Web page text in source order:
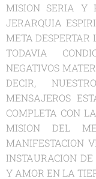
MISION SERIA Y
JERARQUIA
META
TODAVIA
NEGATIVOS
DECIR,
MENSAJEROS
COMPLETA CON
MISION DEL
MANIFESTACION
INSTAURACION
Y AMOR EN LA